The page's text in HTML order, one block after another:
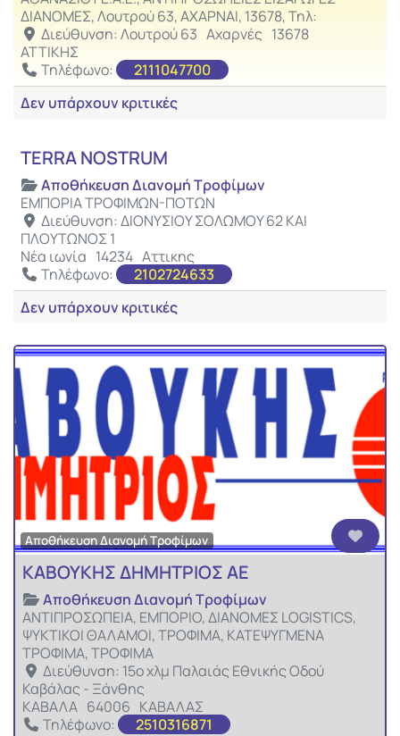
ΔΙΑΝΟΜΕΣ, Λουτρού 63, ΑΧΑΡΝΑΙ, 13678, Τηλ:
Διεύθυνση: Λουτρού 63 Αχαρνές 13678
ΑΤΤΙΚΗΣ
Τηλέφωνο:
2111047700
Δεν υπάρχουν κριτικές
TERRA NOSTRUM
Αποθήκευση Διανομή Τροφίμων
ΕΜΠΟΡΙΑ ΤΡΟΦΙΜΩΝ-ΠΟΤΩΝ
Διεύθυνση: ΔΙΟΝΥΣΙΟΥ ΣΟΛΩΜΟΥ 62 ΚΑΙ
ΠΛΟΥΤΩΝΟΣ 1
Νέα ιωνία 14234 Αττικης
Τηλέφωνο:
2102724633
Δεν υπάρχουν κριτικές
Αποθήκευση Διανομή Τροφίμων
ΚΑΒΟΥΚΗΣ ΔΗΜΗΤΡΙΟΣ ΑΕ
Αποθήκευση Διανομή Τροφίμων
ΑΝΤΙΠΡΟΣΩΠΕΙΑ, ΕΜΠΟΡΙΟ, ΔΙΑΝΟΜΕΣ LOGISTICS,
ΨΥΚΤΙΚΟΙ ΘΑΛΑΜΟΙ, ΤΡΟΦΙΜΑ, ΚΑΤΕΨΥΓΜΕΝΑ
ΤΡΟΦΙΜΑ, ΤΡΟΦΙΜΑ
Διεύθυνση: 15ο χλμ Παλαιάς Εθνικής Οδού
Καβάλας - Ξάνθης
ΚΑΒΑΛΑ 64006 ΚΑΒΑΛΑΣ
Τηλέφωνο:
2510316871